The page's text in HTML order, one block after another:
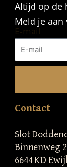
Altijd op de
Meld je aan
E-mail
Contact
Slot
Binnenweg 2
6644 KD